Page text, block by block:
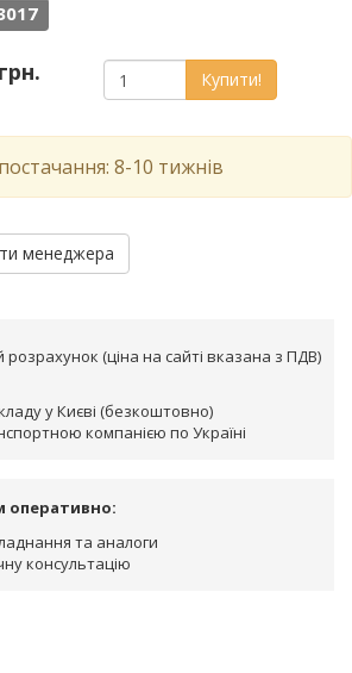
Купити!
8-10 тижнів
менеджера
розрахунок (ціна на сайті вказана з ПДВ)
у Києві (безкоштовно)
компанією по Україні
оперативно:
та аналоги
консультацію